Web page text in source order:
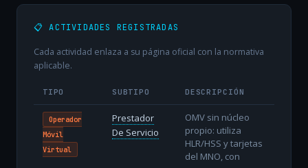
📋 ACTIVIDADES REGISTRADAS
Cada actividad enlaza a su página oficial con la normativa
aplicable.
TIPO SUBTIPO DESCRIPCIÓN
Operador
Móvil
Virtual
Prestador
De Servicio
OMV sin núcleo
propio: utiliza
HLR/HSS y tarjetas
del MNO, con